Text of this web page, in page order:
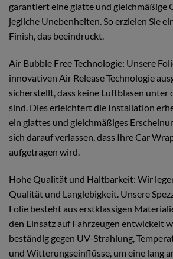
garantiert eine glatte und gleichmäßige
jegliche Unebenheiten. So erzielen Sie
Finish, das beeindruckt.
Air Bubble Free Technologie: Unsere
innovativen Air Release Technologie
sicherstellt, dass keine Luftblasen unter
sind. Dies erleichtert die Installation
ein glattes und gleichmäßiges
sich darauf verlassen, dass Ihre Car
aufgetragen wird.
Hohe Qualität und Haltbarkeit: Wir
Qualität und Langlebigkeit. Unsere
Folie besteht aus erstklassigen
den Einsatz auf Fahrzeugen entwickelt
beständig gegen UV-Strahlung,
und Witterungseinflüsse, um eine lang